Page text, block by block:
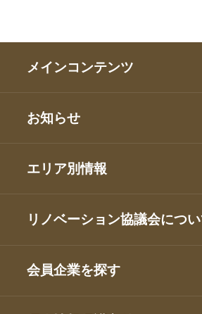
メインコンテンツ
お知らせ
エリア別情報
リノベーション協議会につ
会員企業を探す